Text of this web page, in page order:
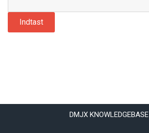
DMJX KNOWLEDGEBASE